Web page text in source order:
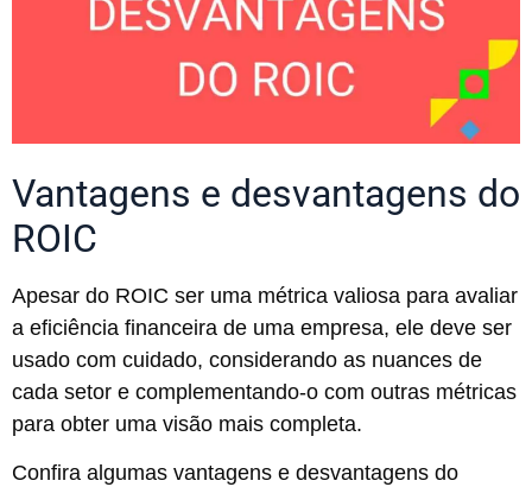
Vantagens e desvantagens do
ROIC
Apesar do ROIC ser uma métrica valiosa para avaliar
a eficiência financeira de uma empresa, ele deve ser
usado com cuidado, considerando as nuances de
cada setor e complementando-o com outras métricas
para obter uma visão mais completa.
Confira algumas vantagens e desvantagens do